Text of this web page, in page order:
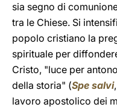
sia segno di
tra le Chiese. Si
popolo cristiano la
spirituale per
Cristo, "luce per
della storia" (Spe salvi
lavoro apostolico dei